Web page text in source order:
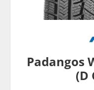
Padangos
(D